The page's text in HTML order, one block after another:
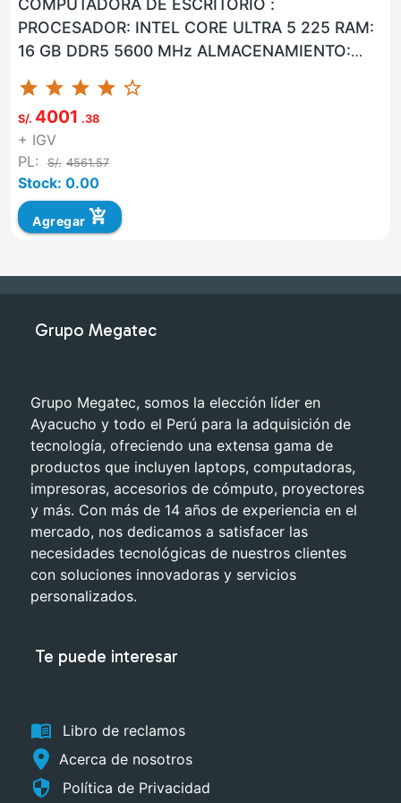
COMPUTADORA DE ESCRITORIO :
PROCESADOR: INTEL CORE ULTRA 5 225 RAM:
16 GB DDR5 5600 MHz ALMACENAMIENTO:
960 GB SSD LAN: SI WLAN: SI USB: SI VGA: NO
HD...
star star star star star_border
S/. 4001 .38
+ IGV
PL:
S/. 4561.57
Stock: 0.00
Agregar add_shopping_cart
Grupo Megatec
Grupo Megatec, somos la elección líder en
Ayacucho y todo el Perú para la adquisición de
tecnología, ofreciendo una extensa gama de
productos que incluyen laptops, computadoras,
impresoras, accesorios de cómputo, proyectores
y más. Con más de 14 años de experiencia en el
mercado, nos dedicamos a satisfacer las
necesidades tecnológicas de nuestros clientes
con soluciones innovadoras y servicios
personalizados.
Te puede interesar
menu_book
Libro de reclamos
Acerca de nosotros
security Política de Privacidad